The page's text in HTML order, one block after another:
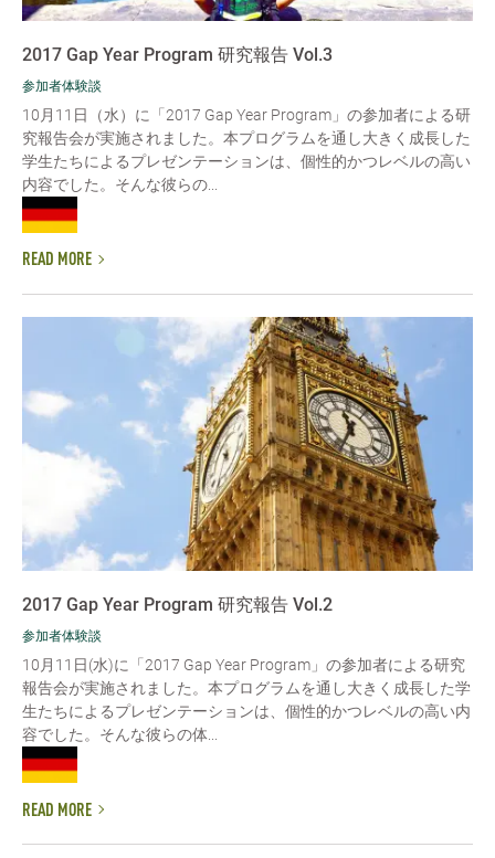
2017 Gap Year Program 研究報告 Vol.3
参加者体験談
10月11日（水）に「2017 Gap Year Program」の参加者による研
究報告会が実施されました。本プログラムを通し大きく成長した
学生たちによるプレゼンテーションは、個性的かつレベルの高い
内容でした。そんな彼らの...
READ MORE
2017 Gap Year Program 研究報告 Vol.2
参加者体験談
10月11日(水)に「2017 Gap Year Program」の参加者による研究
報告会が実施されました。本プログラムを通し大きく成長した学
生たちによるプレゼンテーションは、個性的かつレベルの高い内
容でした。そんな彼らの体...
READ MORE